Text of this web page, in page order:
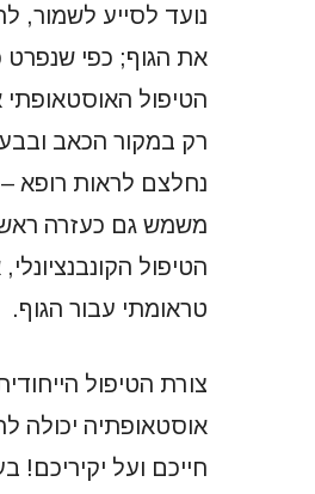
נועד לסייע לשמור,
את הגוף; כפי שנפרט
הטיפול האוסטאופתי
רק במקור הכאב
נחלצם לראות רופא
משמש גם כעזרה
הטיפול
טראומתי עבור הגוף.
צורת הטיפול
אוסטאופתיה יכולה
חייכם ועל יקיריכם!